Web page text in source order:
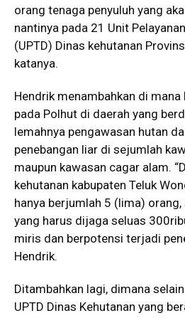
orang tenaga penyuluh yang
nantinya pada 21 Unit
(UPTD) Dinas kehutanan
katanya.
Hendrik menambahkan di
pada Polhut di daerah yang
lemahnya pengawasan hutan
penebangan liar di sejumlah
maupun kawasan cagar alam.
kehutanan kabupaten Teluk
hanya berjumlah 5 (lima)
yang harus dijaga seluas
miris dan berpotensi terjadi
Hendrik.
Ditambahkan lagi, dimana
UPTD Dinas Kehutanan yang